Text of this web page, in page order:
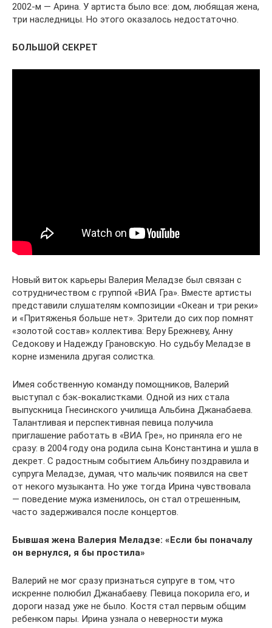
2002-м — Арина. У артиста было все: дом, любящая жена,
три наследницы. Но этого оказалось недостаточно.
БОЛЬШОЙ СЕКРЕТ
Новый виток карьеры Валерия Меладзе был связан с
сотрудничеством с группой «ВИА Гра». Вместе артисты
представили слушателям композиции «Океан и три реки»
и «Притяженья больше нет». Зрители до сих пор помнят
«золотой состав» коллектива: Веру Брежневу, Анну
Седокову и Надежду Грановскую. Но судьбу Меладзе в
корне изменила другая солистка.
Имея собственную команду помощников, Валерий
выступал с бэк-вокалистками. Одной из них стала
выпускница Гнесинского училища Альбина Джанабаева.
Талантливая и перспективная певица получила
приглашение работать в «ВИА Гре», но приняла его не
сразу: в 2004 году она родила сына Константина и ушла в
декрет. С радостным событием Альбину поздравила и
супруга Меладзе, думая, что мальчик появился на свет
от некого музыканта. Но уже тогда Ирина чувствовала
— поведение мужа изменилось, он стал отрешенным,
часто задерживался после концертов.
Бывшая жена Валерия Меладзе: «Если бы поначалу
он вернулся, я бы простила»
Валерий не мог сразу признаться супруге в том, что
искренне полюбил Джанабаеву. Певица покорила его, и
дороги назад уже не было. Костя стал первым общим
ребенком пары. Ирина узнала о неверности мужа